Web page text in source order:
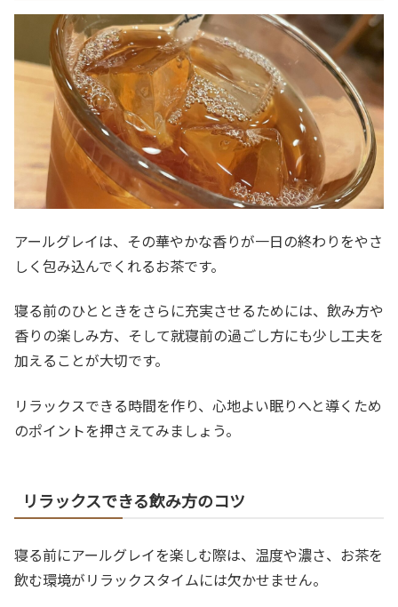
アールグレイは、その華やかな香りが一日の終わりをやさ
しく包み込んでくれるお茶です。
寝る前のひとときをさらに充実させるためには、飲み方や
香りの楽しみ方、そして就寝前の過ごし方にも少し工夫を
加えることが大切です。
リラックスできる時間を作り、心地よい眠りへと導くため
のポイントを押さえてみましょう。
リラックスできる飲み方のコツ
寝る前にアールグレイを楽しむ際は、温度や濃さ、お茶を
飲む環境がリラックスタイムには欠かせません。